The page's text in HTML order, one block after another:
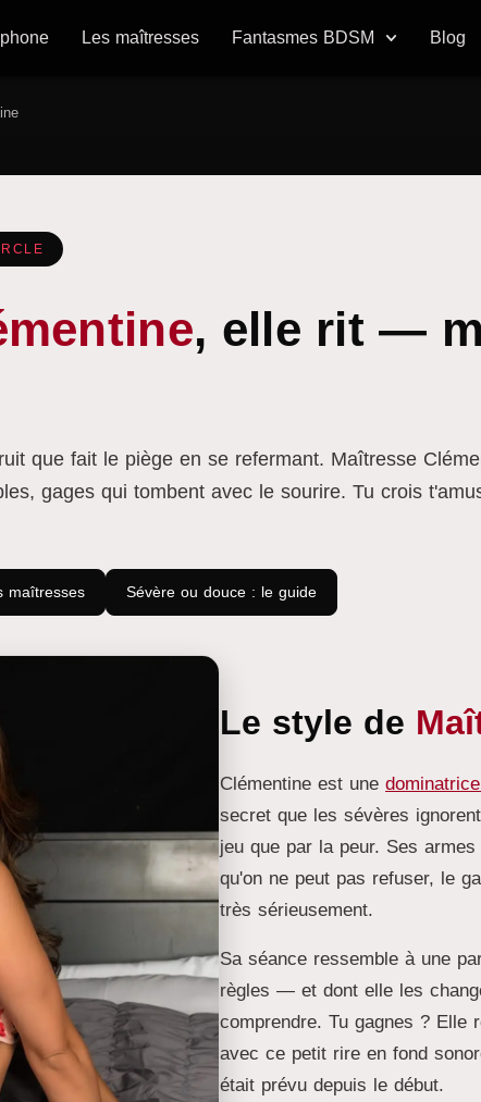
Les maîtresses Fantasmes BDSM Blog
, elle rit —
que fait le piège en se refermant. Maîtresse
gages qui tombent avec le sourire. Tu crois
maîtresses Sévère ou douce : le guide
Le style de
Clémentine est une
secret que les sévères
jeu que par la peur. Ses
qu'on ne peut pas refuser, le
très sérieusement.
Sa séance ressemble à une
règles — et dont elle les
comprendre. Tu gagnes ? Elle
avec ce petit rire en fond
était prévu depuis le début.